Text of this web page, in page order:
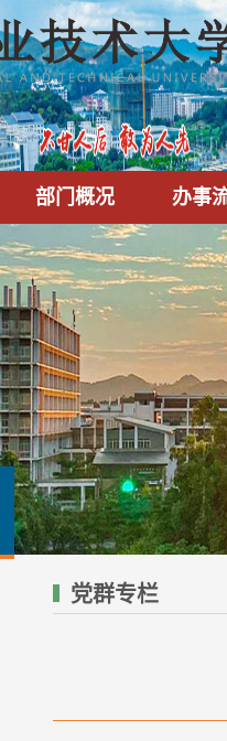
部门概况 办事
党群专栏